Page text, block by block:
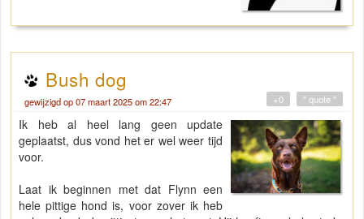
Bush dog
gewijzigd op 07 maart 2025 om 22:47 " quote "
+0
Ik heb al heel lang geen update
geplaatst, dus vond het er wel weer tijd
voor.
Laat ik beginnen met dat Flynn een
hele pittige hond is, voor zover ik heb